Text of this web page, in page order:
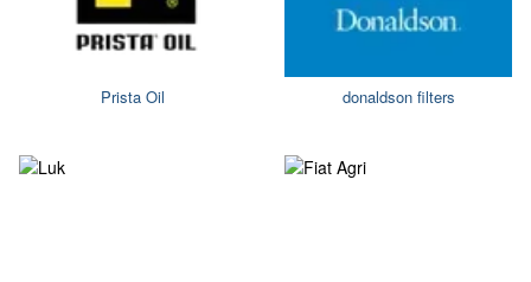
Prista Oil donaldson filters